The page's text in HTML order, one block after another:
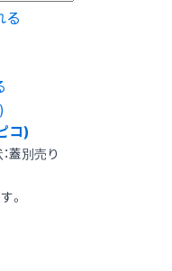
る
コ)
蓋別売り
。